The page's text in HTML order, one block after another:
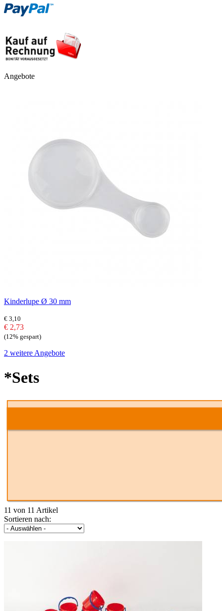
Angebote
Kinderlupe Ø 30 mm
€ 3,10
€ 2,73
(12% gespart)
2 weitere Angebote
*Sets
11 von 11 Artikel
Sortieren nach: